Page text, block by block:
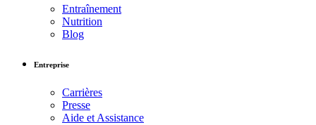
Entraînement
Nutrition
Blog
Entreprise
Carrières
Presse
Aide et Assistance